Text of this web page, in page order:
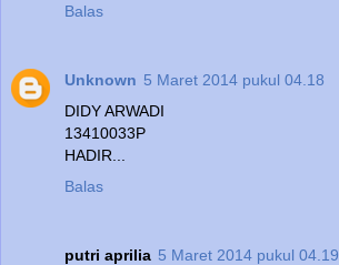
Balas
Unknown 5 Maret 2014 pukul 04.18
DIDY ARWADI
13410033P
HADIR...
Balas
putri aprilia 5 Maret 2014 pukul 04.19